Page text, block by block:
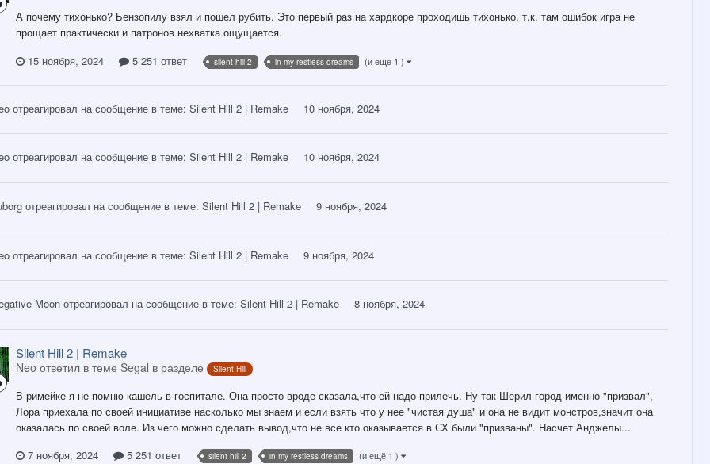
А почему тихонько? Бензопилу взял и пошел рубить. Это первый раз на хардкоре проходишь тихонько, т.к. там ошибок игра не
прощает практически и патронов нехватка ощущается.
15 ноября, 2024
5 251 ответ silent hill 2 in my restless dreams (и ещё 1 )
отреагировал на сообщение в теме: Silent Hill 2 | Remake 10 ноября, 2024
отреагировал на сообщение в теме: Silent Hill 2 | Remake 10 ноября, 2024
отреагировал на сообщение в теме: Silent Hill 2 | Remake 9 ноября, 2024
отреагировал на сообщение в теме: Silent Hill 2 | Remake 9 ноября, 2024
Moonотреагировал на сообщение в теме: Silent Hill 2 | Remake 8 ноября, 2024
Silent Hill 2 | Remake
Neo ответил в теме Segal в разделе Silent Hill
В римейке я не помню кашель в госпитале. Она просто вроде сказала,что ей надо прилечь. Ну так Шерил город именно "призвал",
Лора приехала по своей инициативе насколько мы знаем и если взять что у нее "чистая душа" и она не видит монстров,значит она
оказалась по своей воле. Из чего можно сделать вывод,что не все кто оказывается в СХ были "призваны". Насчет Анджелы...
7 ноября, 2024
5 251 ответ silent hill 2 in my restless dreams (и ещё 1 )